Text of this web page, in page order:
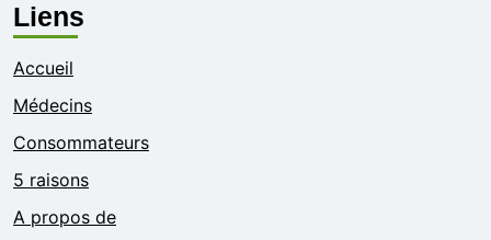
Liens
Accueil
Médecins
Consommateurs
5 raisons
A propos de